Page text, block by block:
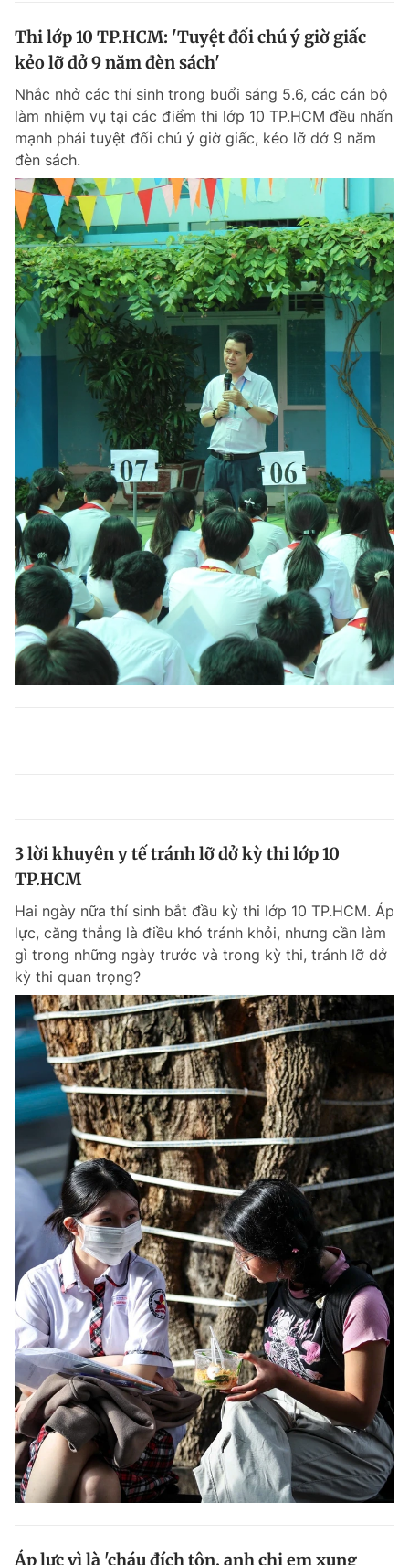
Thi lớp 10 TP.HCM: 'Tuyệt đối chú ý giờ giấc
kẻo lỡ dở 9 năm đèn sách'
Nhắc nhở các thí sinh trong buổi sáng 5.6, các cán bộ
làm nhiệm vụ tại các điểm thi lớp 10 TP.HCM đều nhấn
mạnh phải tuyệt đối chú ý giờ giấc, kẻo lỡ dở 9 năm
đèn sách.
3 lời khuyên y tế tránh lỡ dở kỳ thi lớp 10
TP.HCM
Hai ngày nữa thí sinh bắt đầu kỳ thi lớp 10 TP.HCM. Áp
lực, căng thẳng là điều khó tránh khỏi, nhưng cần làm
gì trong những ngày trước và trong kỳ thi, tránh lỡ dở
kỳ thi quan trọng?
Áp lực vì là 'cháu đích tôn, anh chị em xung